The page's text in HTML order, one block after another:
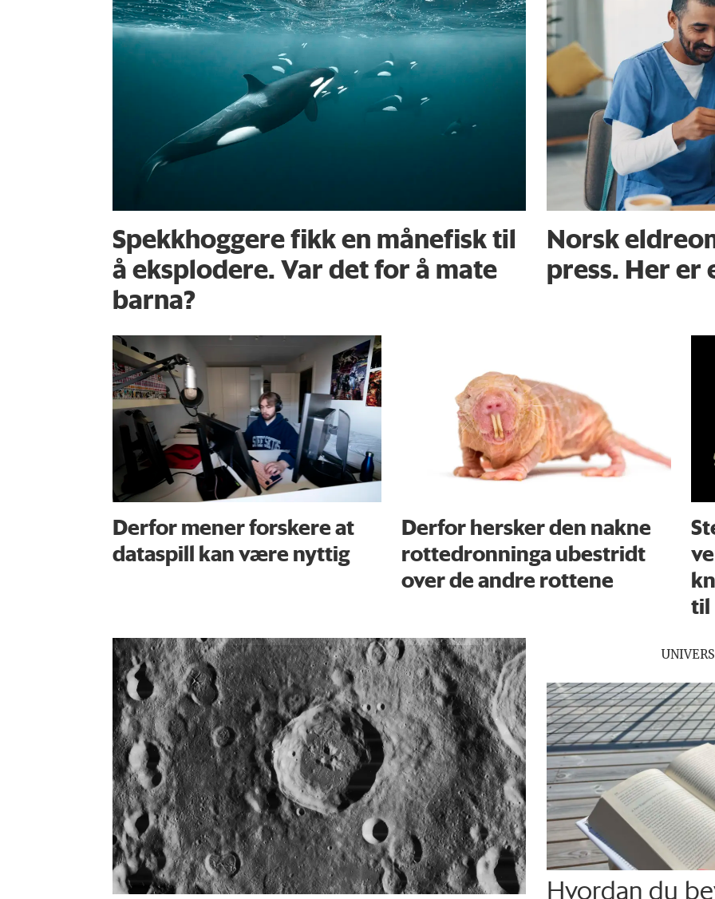
Spekkhoggere fikk en månefisk til
å eksplodere. Var det for å mate
barna?
Norsk
press. Her er
Derfor mener forskere at
dataspill kan være nyttig
Derfor hersker den nakne
rottedronninga ubestridt
over de andre rottene
til
Hvordan du